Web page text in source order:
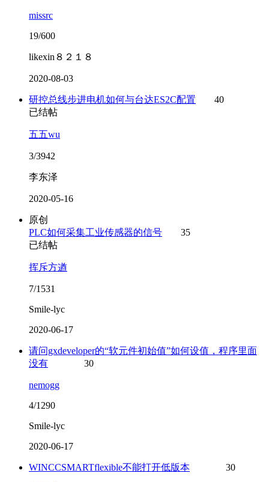
missrc
19/600
likexin８２１８
2020-08-03
研控总线步进电机如何与台达ES2C配置
40
已结帖
五五wu
3/3942
李东泽
2020-05-16
原创
PLC如何采集工业传感器的信号
35
已结帖
挥斥方遒
7/1531
Smile-lyc
2020-06-17
请问gxdeveloper的“软元件初始值”如何设值，程序里面
没有
30
nemogg
4/1290
Smile-lyc
2020-06-17
WINCCSMARTflexible不能打开低版本 30